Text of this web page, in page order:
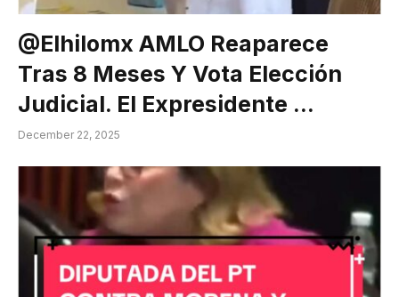
@elhilomx AMLO Reaparece
Tras 8 Meses Y Vota Elección
Judicial. El Expresidente …
December 22, 2025